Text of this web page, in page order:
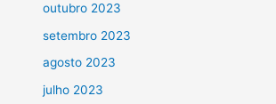
outubro 2023
setembro 2023
agosto 2023
julho 2023